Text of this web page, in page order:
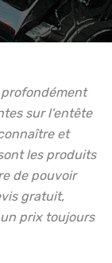
sur l'entête
et
les produits
de pouvoir
gratuit,
prix toujours